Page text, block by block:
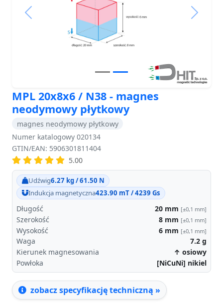
Previous Next
MPL 20x8x6 / N38 - magnes
neodymowy płytkowy
magnes neodymowy płytkowy
Numer katalogowy 020134
GTIN/EAN: 5906301811404
5.00
Udźwig6.27 kg / 61.50 N
Indukcja magnetyczna423.90 mT / 4239 Gs
Długość 20 mm [±0,1 mm]
Szerokość 8 mm [±0,1 mm]
Wysokość 6 mm [±0,1 mm]
Waga 7.2 g
Kierunek magnesowania
↑ osiowy
Powłoka
[NiCuNi] nikiel
zobacz specyfikację techniczną »